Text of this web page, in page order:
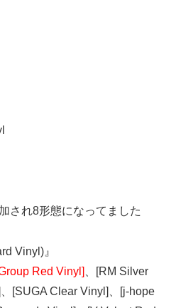
され8形態になってました
Vinyl)』
Red Vinyl]
、[RM Silver
[SUGA Clear Vinyl]、[j-hope